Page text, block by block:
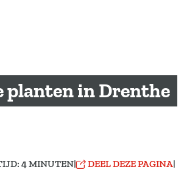
planten in Drenthe
4 MINUTEN| DEEL DEZE PAGINA|